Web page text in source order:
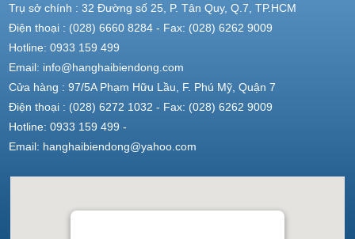
Trụ sở chính : 32 Đường số 25, P. Tân Quy, Q.7, TP.HCM
Điện thoại : (028) 6660 8284 - Fax: (028) 6262 9009
Hotline: 0933 159 499
Email: info@hanghaibiendong.com
Cửa hàng : 97/5A Phạm Hữu Lầu, F. Phú Mỹ, Quận 7
Điện thoại : (028) 6272 1032 - Fax: (028) 6262 9009
Hotline: 0933 159 499 -
Email: hanghaibiendong@yahoo.com